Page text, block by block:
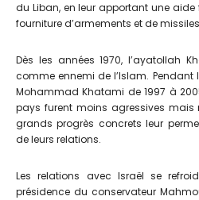
du Liban, en leur apportant une
fourniture d’armements et de
Dès les années 1970, l’ayatollah
comme ennemi de l’Islam.
Mohammad Khatami de 1997 à
pays furent moins agressives mais
grands progrès concrets leur
de leurs relations.
Les relations avec Israël se
présidence du conservateur